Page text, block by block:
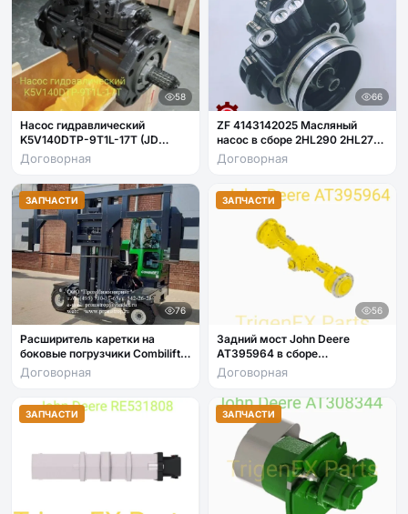
58
Насос гидравлический
K5V140DTP-9T1L-17T (JD
E260LC / E300) арт. AT454806
Договорная
66
ZF 4143142025 Масляный
насос в сборе 2HL290 2HL270
2HL250.
Договорная
ЗАПЧАСТИ
76
Расширитель каретки на
боковые погрузчики Combilift
C5000XL
Договорная
ЗАПЧАСТИ
56
Задний мост John Deere
AT395964 в сборе
(стандартный дифференциал)
Договорная
ЗАПЧАСТИ ЗАПЧАСТИ